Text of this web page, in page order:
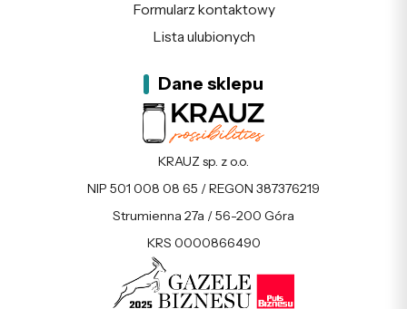
Formularz kontaktowy
Lista ulubionych
Dane sklepu
KRAUZ sp. z o.o.
NIP 501 008 08 65 / REGON 387376219
Strumienna 27a / 56-200 Góra
KRS 0000866490